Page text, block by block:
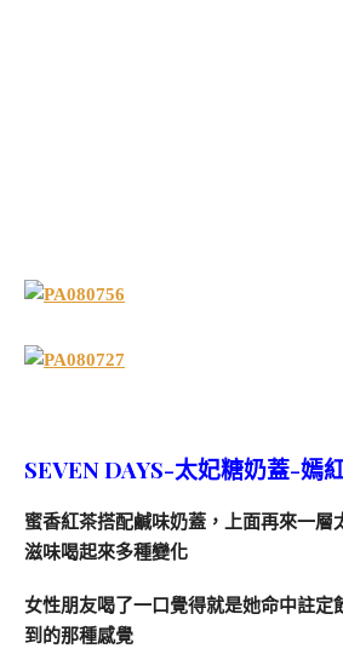
SEVEN DAYS-太妃糖奶蓋-嫣
蜜香紅茶搭配鹹味奶蓋，上面再來一層
滋味喝起來多種變化
女性朋友喝了一口覺得就是她命中註定
到的那種感覺